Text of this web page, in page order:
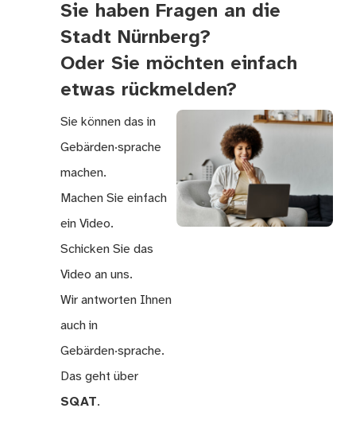
Sie haben Fragen an die
Stadt Nürnberg?
Oder Sie möchten einfach
etwas rückmelden?
Sie können das in
Gebärden·sprache
machen.
Machen Sie einfach
ein Video.
Schicken Sie das
Video an uns.
Wir antworten Ihnen
auch in
Gebärden·sprache.
Das geht über
SQAT.